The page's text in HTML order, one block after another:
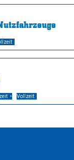
Vollzeit